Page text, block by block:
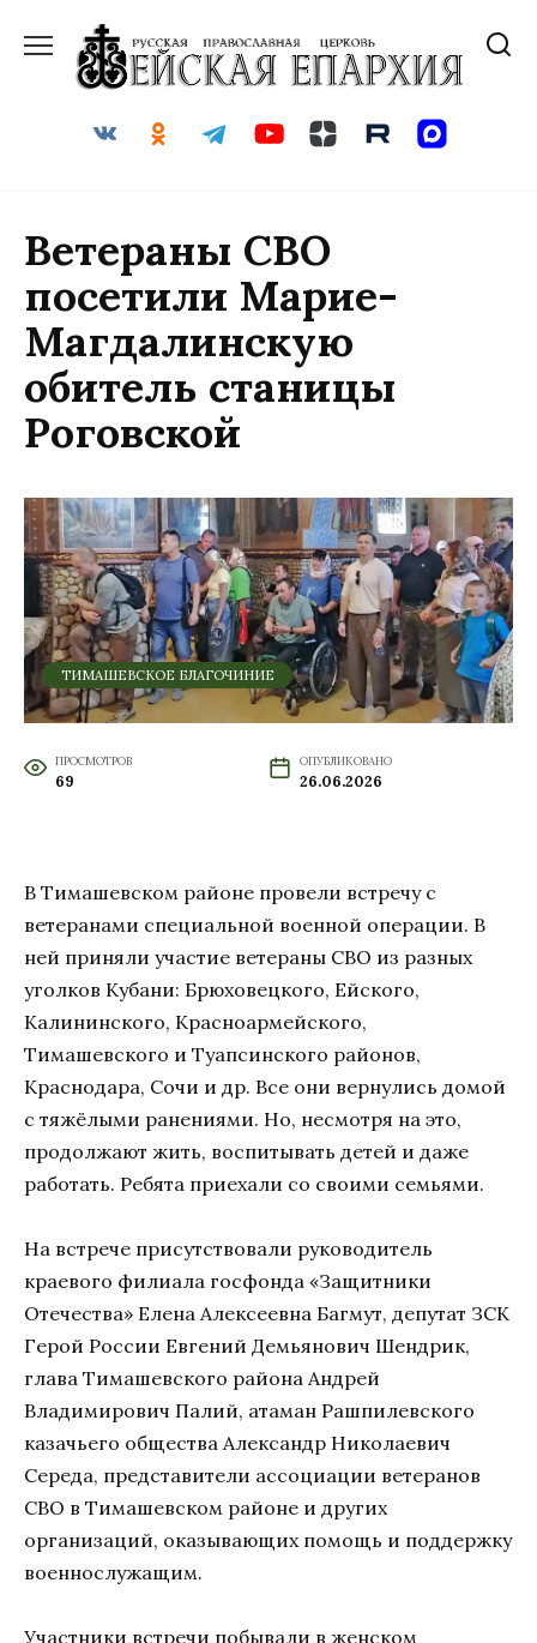
содержанию
Ветераны СВО
посетили Марие-
Магдалинскую
обитель станицы
Роговской
ТИМАШЕВСКОЕ БЛАГОЧИНИЕ
ПРОСМОТРОВ
69
ОПУБЛИКОВАНО
26.06.2026
В Тимашевском районе провели встречу с
ветеранами специальной военной операции. В
ней приняли участие ветераны СВО из разных
уголков Кубани: Брюховецкого, Ейского,
Калининского, Красноармейского,
Тимашевского и Туапсинского районов,
Краснодара, Сочи и др. Все они вернулись домой
с тяжёлыми ранениями. Но, несмотря на это,
продолжают жить, воспитывать детей и даже
работать. Ребята приехали со своими семьями.
На встрече присутствовали руководитель
краевого филиала госфонда «Защитники
Отечества» Елена Алексеевна Багмут, депутат ЗСК
Герой России Евгений Демьянович Шендрик,
глава Тимашевского района Андрей
Владимирович Палий, атаман Рашпилевского
казачьего общества Александр Николаевич
Середа, представители ассоциации ветеранов
СВО в Тимашевском районе и других
организаций, оказывающих помощь и поддержку
военнослужащим.
Участники встречи побывали в женском